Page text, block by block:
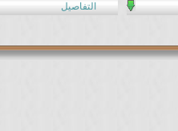
التفاصيل